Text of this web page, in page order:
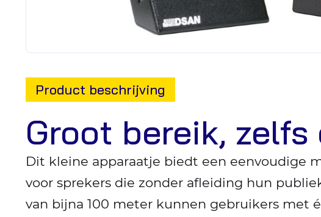
Product beschrijving
Groot bereik, zelfs
Dit kleine apparaatje biedt een eenvoudige
voor sprekers die zonder afleiding hun
van bijna 100 meter kunnen gebruikers met